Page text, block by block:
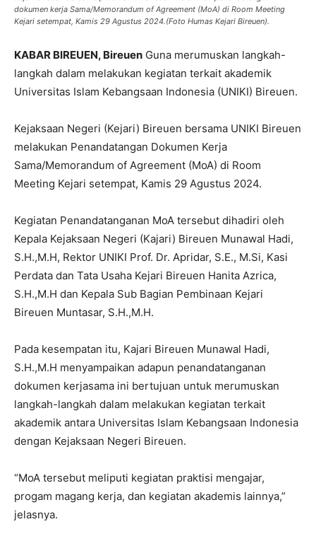
dokumen kerja Sama/Memorandum of Agreement (MoA) di Room Meeting
Kejari setempat, Kamis 29 Agustus 2024.(Foto Humas Kejari Bireuen).
KABAR BIREUEN, Bireuen Guna merumuskan langkah-
langkah dalam melakukan kegiatan terkait akademik
Universitas Islam Kebangsaan Indonesia (UNIKI) Bireuen.
Kejaksaan Negeri (Kejari) Bireuen bersama UNIKI Bireuen
melakukan Penandatangan Dokumen Kerja
Sama/Memorandum of Agreement (MoA) di Room
Meeting Kejari setempat, Kamis 29 Agustus 2024.
Kegiatan Penandatanganan MoA tersebut dihadiri oleh
Kepala Kejaksaan Negeri (Kajari) Bireuen Munawal Hadi,
S.H.,M.H, Rektor UNIKI Prof. Dr. Apridar, S.E., M.Si, Kasi
Perdata dan Tata Usaha Kejari Bireuen Hanita Azrica,
S.H.,M.H dan Kepala Sub Bagian Pembinaan Kejari
Bireuen Muntasar, S.H.,M.H.
Pada kesempatan itu, Kajari Bireuen Munawal Hadi,
S.H.,M.H menyampaikan adapun penandatanganan
dokumen kerjasama ini bertujuan untuk merumuskan
langkah-langkah dalam melakukan kegiatan terkait
akademik antara Universitas Islam Kebangsaan Indonesia
dengan Kejaksaan Negeri Bireuen.
“MoA tersebut meliputi kegiatan praktisi mengajar,
progam magang kerja, dan kegiatan akademis lainnya,”
jelasnya.